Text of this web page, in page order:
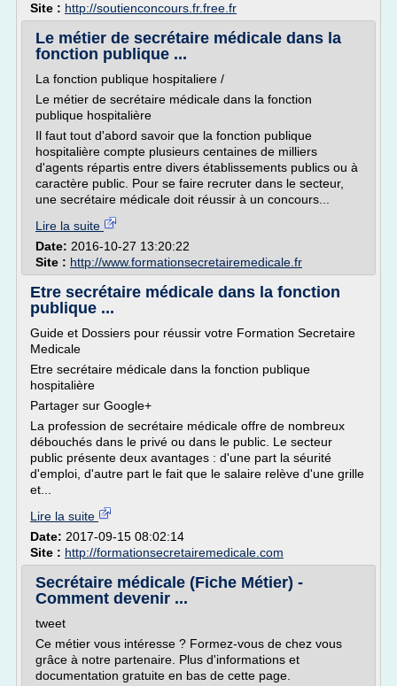
Site : http://soutienconcours.fr.free.fr
Le métier de secrétaire médicale dans la
fonction publique ...
La fonction publique hospitaliere /
Le métier de secrétaire médicale dans la fonction
publique hospitalière
Il faut tout d'abord savoir que la fonction publique
hospitalière compte plusieurs centaines de milliers
d'agents répartis entre divers établissements publics ou à
caractère public. Pour se faire recruter dans le secteur,
une secrétaire médicale doit réussir à un concours...
Lire la suite
Date: 2016-10-27 13:20:22
Site : http://www.formationsecretairemedicale.fr
Etre secrétaire médicale dans la fonction
publique ...
Guide et Dossiers pour réussir votre Formation Secretaire
Medicale
Etre secrétaire médicale dans la fonction publique
hospitalière
Partager sur Google+
La profession de secrétaire médicale offre de nombreux
débouchés dans le privé ou dans le public. Le secteur
public présente deux avantages : d'une part la séurité
d'emploi, d'autre part le fait que le salaire relève d'une grille
et...
Lire la suite
Date: 2017-09-15 08:02:14
Site : http://formationsecretairemedicale.com
Secrétaire médicale (Fiche Métier) -
Comment devenir ...
tweet
Ce métier vous intéresse ? Formez-vous de chez vous
grâce à notre partenaire. Plus d'informations et
documentation gratuite en bas de cette page.